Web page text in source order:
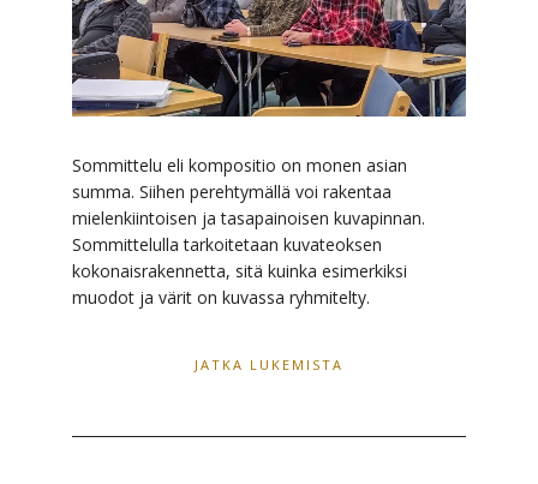
Sommittelu eli kompositio on monen asian
summa. Siihen perehtymällä voi rakentaa
mielenkiintoisen ja tasapainoisen kuvapinnan.
Sommittelulla tarkoitetaan kuvateoksen
kokonaisrakennetta, sitä kuinka esimerkiksi
muodot ja värit on kuvassa ryhmitelty.
JATKA LUKEMISTA